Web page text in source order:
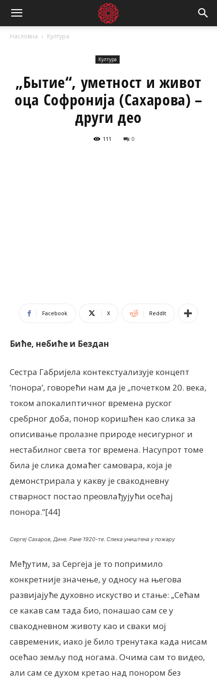
Насловна Култура
Култура
„Бытие“, уметност и живот
оца Софронија (Сахарова) –
други део
111 0
Facebook X ReddIt
Биће, небиће и Бездан
Сестра Габријела контекстуализује концепт
‘понора’, говорећи нам да је „почетком 20. века,
током апокалиптичног времена руског
сребрног доба, понор коришћен као слика за
описивање пролазне природе несигурног и
нестабилног света тог времена. Насупрот томе
била је слика домаћег самовара, која је
демонстрирала у какву је свакодневну
стварност постао преовлађујући осећај
понора.“[44]
Сергеј Сахаров, Дине. Ране 1920-те. Слика уништена у пожару
Међутим, за Сергеја је то попримило
конкретније значење, у односу на његова
развијајуће духовно искуство и стање: „Сећам
се какав сам тада био, понашао сам се у
свакодневном животу као и сваки мој
савременик, иако је било тренутака када нисам
осећао земљу под ногама. Очима сам то видео,
али сам се духом кретао над понором без